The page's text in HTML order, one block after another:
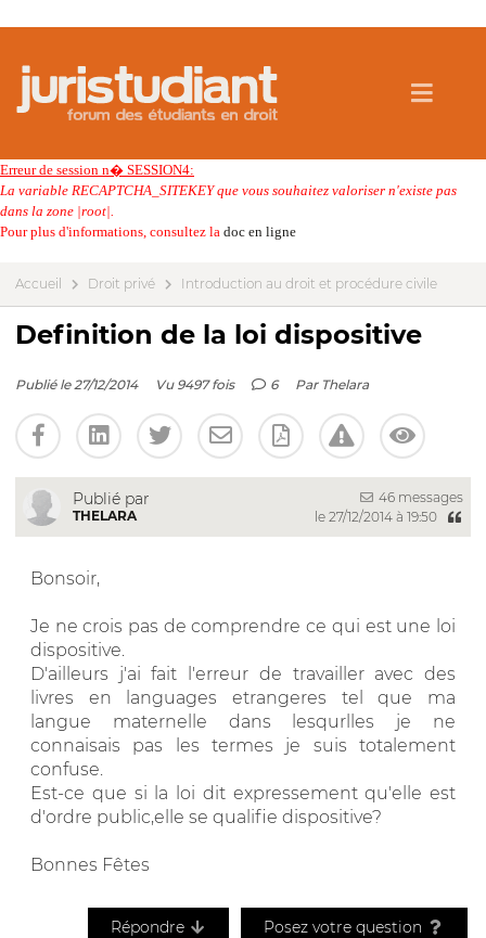
Erreur de session n� SESSION4:
La variable RECAPTCHA_SITEKEY que vous souhaitez valoriser n'existe pas
dans la zone |root|.
Pour plus d'informations, consultez la doc en ligne
Accueil Droit privé Introduction au droit et procédure civile
Definition de la loi dispositive
Publié le 27/12/2014 Vu 9497 fois 6 Par Thelara
Publié par
THELARA
46 messages
le 27/12/2014 à 19:50
Bonsoir,
Je ne crois pas de comprendre ce qui est une loi
dispositive.
D'ailleurs j'ai fait l'erreur de travailler avec des
livres en languages etrangeres tel que ma
langue maternelle dans lesqurlles je ne
connaisais pas les termes je suis totalement
confuse.
Est-ce que si la loi dit expressement qu'elle est
d'ordre public,elle se qualifie dispositive?
Bonnes Fêtes
Répondre Posez votre question